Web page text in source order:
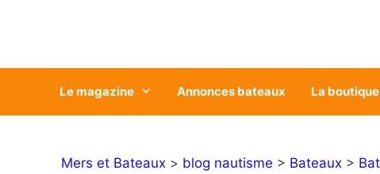
Le magazine Annonces bateaux La boutique
Mers et Bateaux > blog nautisme > Bateaux >